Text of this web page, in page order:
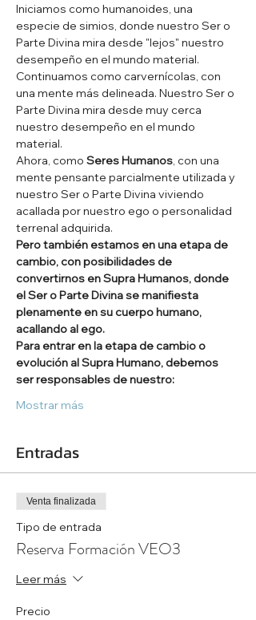
Iniciamos como humanoides, una
especie de simios, donde nuestro Ser o
Parte Divina mira desde "lejos" nuestro
desempeño en el mundo material.
Continuamos como carvernícolas, con
una mente más delineada. Nuestro Ser o
Parte Divina mira desde muy cerca
nuestro desempeño en el mundo
material.
Ahora, como Seres Humanos, con una
mente pensante parcialmente utilizada y
nuestro Ser o Parte Divina viviendo
acallada por nuestro ego o personalidad
terrenal adquirida.
Pero también estamos en una etapa de
cambio, con posibilidades de
convertirnos en Supra Humanos, donde
el Ser o Parte Divina se manifiesta
plenamente en su cuerpo humano,
acallando al ego.
Para entrar en la etapa de cambio o
evolución al Supra Humano, debemos
ser responsables de nuestro:
Mostrar más
Entradas
Venta finalizada
Tipo de entrada
Reserva Formación VEO3
Leer más
Precio